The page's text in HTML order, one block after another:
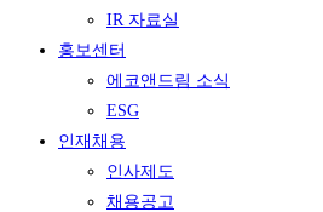
IR 자료실
홍보센터
에코앤드림 소식
ESG
인재채용
인사제도
채용공고